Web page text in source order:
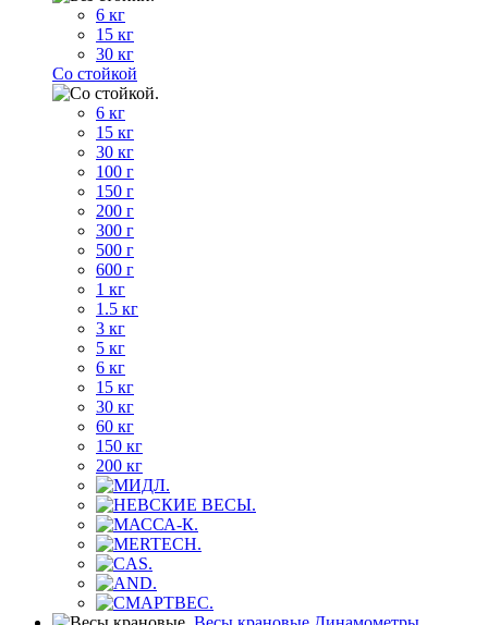
6 кг
15 кг
30 кг
Со стойкой
6 кг
15 кг
30 кг
100 г
150 г
200 г
300 г
500 г
600 г
1 кг
1.5 кг
3 кг
5 кг
6 кг
15 кг
30 кг
60 кг
150 кг
200 кг